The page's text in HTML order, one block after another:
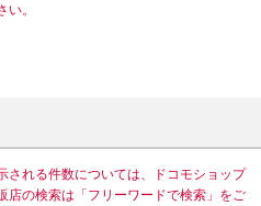
。
される件数については、ドコモショップ
店の検索は「フリーワードで検索」をご